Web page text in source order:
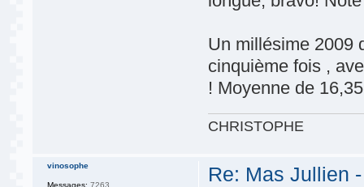
Un millésime 2009
cinquième fois ,
! Moyenne de
CHRISTOPHE
Re: Mas Jullien
vinosophe
Messages: 7263